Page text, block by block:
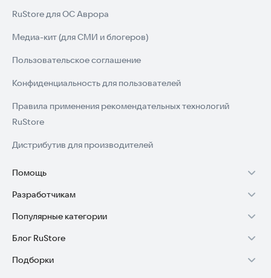
RuStore для ОС Аврора
Медиа-кит (для СМИ и блогеров)
Пользовательское соглашение
Конфиденциальность для пользователей
Правила применения рекомендательных технологий
RuStore
Дистрибутив для производителей
Помощь
Установка RuStore на TV
Установка RuStore на телефон
Установка RuStore в машину
Помощь пользователям RuStore
Разработчикам
Зарабатывать с RuStore
Стать разработчиком
Доступ к RuStore Консоль
Популярные категории
Игры для Android
Приложения банков
Блог RuStore
Обзоры игр для Android 2025
Подборки